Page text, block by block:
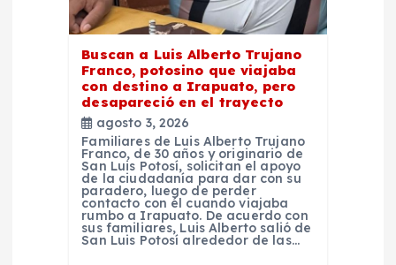
Buscan a Luis Alberto Trujano
Franco, potosino que viajaba
con destino a Irapuato, pero
desapareció en el trayecto
agosto 3, 2026
Familiares de Luis Alberto Trujano
Franco, de 30 años y originario de
San Luis Potosí, solicitan el apoyo
de la ciudadanía para dar con su
paradero, luego de perder
contacto con él cuando viajaba
rumbo a Irapuato. De acuerdo con
sus familiares, Luis Alberto salió de
San Luis Potosí alrededor de las…